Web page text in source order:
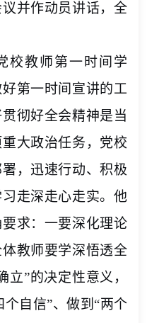
并作动员讲话，全
校教师第一时间学
第一时间宣讲的工
彻好全会精神是当
大政治任务，党校
，迅速行动、积极
走深走心走实。他
求：一要深化理论
教师要学深悟透全
立”的决定性意义，
个自信”、做到“两个